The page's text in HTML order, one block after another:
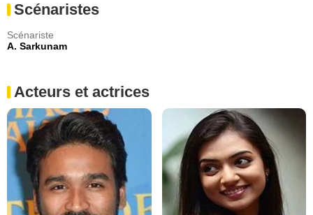
Scénaristes
Scénariste
A. Sarkunam
Acteurs et actrices